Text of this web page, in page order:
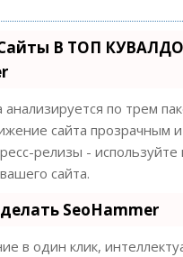
В ТОП
анализируется по трем
сайта прозрачным
релизы -
сайта.
SeoHammer
в один клик,